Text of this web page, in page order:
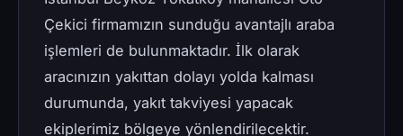
Çekici firmamızın sunduğu avantajlı araba
işlemleri de bulunmaktadır. İlk olarak
aracınızın yakıttan dolayı yolda kalması
durumunda, yakıt takviyesi yapacak
ekiplerimiz bölgeye yönlendirilecektir.